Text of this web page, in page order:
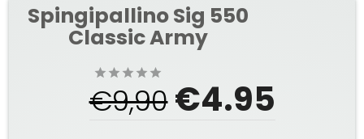
Spingipallino Sig 550
Classic Army
€9,90€4.95